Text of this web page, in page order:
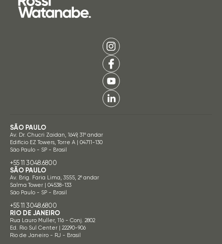
SÃO PAULO
Av. Dr. Chucri Zaidan, 1649, 31º andar
Edifício EZ Towers, Torre A | 04711-130
São Paulo - SP - Brasil
+55 11 3048.6800
SÃO PAULO
Av. Brig. Faria Lima, 3555, 2º andar
Salma Tower | 04538-133
São Paulo - SP - Brasil
+55 11 3048.6800
RIO DE JANEIRO
Rua Lauro Muller, 116 - Conj. 2802
Ed. Rio Sul Center | 22290-906
Rio de Janeiro - RJ - Brasil